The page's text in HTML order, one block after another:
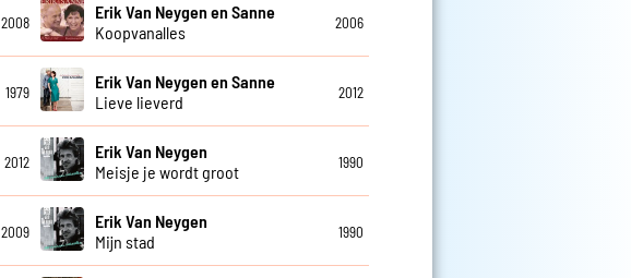
2008
Erik Van Neygen en Sanne
Koopvanalles
2006
1979
Erik Van Neygen en Sanne
Lieve lieverd
2012
2012
Erik Van Neygen
Meisje je wordt groot
1990
2009
Erik Van Neygen
Mijn stad
1990